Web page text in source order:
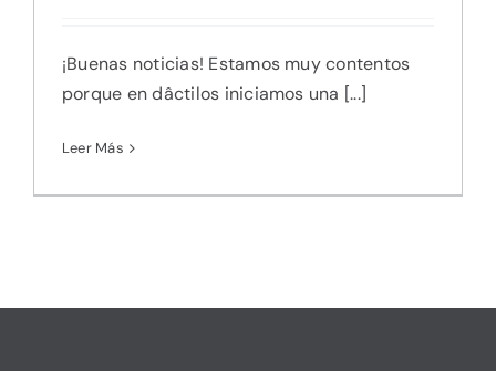
¡Buenas noticias! Estamos muy contentos
porque en dâctilos iniciamos una [...]
Leer Más